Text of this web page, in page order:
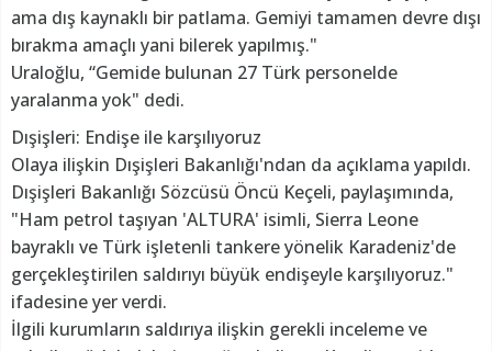
ama dış kaynaklı bir patlama. Gemiyi tamamen devre dışı
bırakma amaçlı yani bilerek yapılmış."
Uraloğlu, “Gemide bulunan 27 Türk personelde
yaralanma yok" dedi.
Dışişleri: Endişe ile karşılıyoruz
Olaya ilişkin Dışişleri Bakanlığı'ndan da açıklama yapıldı.
Dışişleri Bakanlığı Sözcüsü Öncü Keçeli, paylaşımında,
"Ham petrol taşıyan 'ALTURA' isimli, Sierra Leone
bayraklı ve Türk işletenli tankere yönelik Karadeniz'de
gerçekleştirilen saldırıyı büyük endişeyle karşılıyoruz."
ifadesine yer verdi.
İlgili kurumların saldırıya ilişkin gerekli inceleme ve